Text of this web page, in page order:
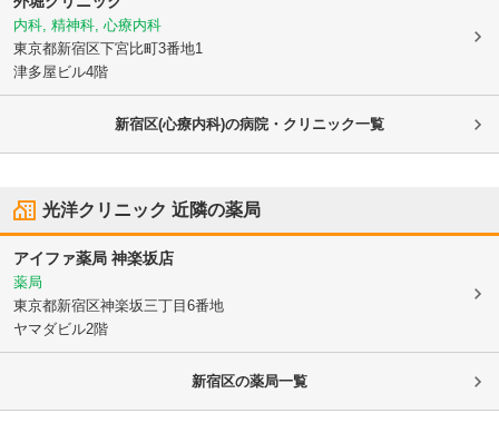
内科, 精神科, 心療内科
東京都新宿区下宮比町3番地1
津多屋ビル4階
新宿区(心療内科)の病院・クリニック一覧
光洋クリニック 近隣の薬局
アイファ薬局 神楽坂店
薬局
東京都新宿区神楽坂三丁目6番地
ヤマダビル2階
新宿区の薬局一覧